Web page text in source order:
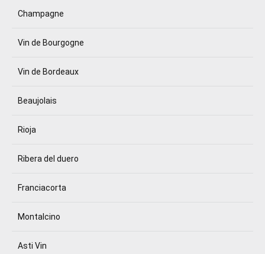
Champagne
Vin de Bourgogne
Vin de Bordeaux
Beaujolais
Rioja
Ribera del duero
Franciacorta
Montalcino
Asti Vin